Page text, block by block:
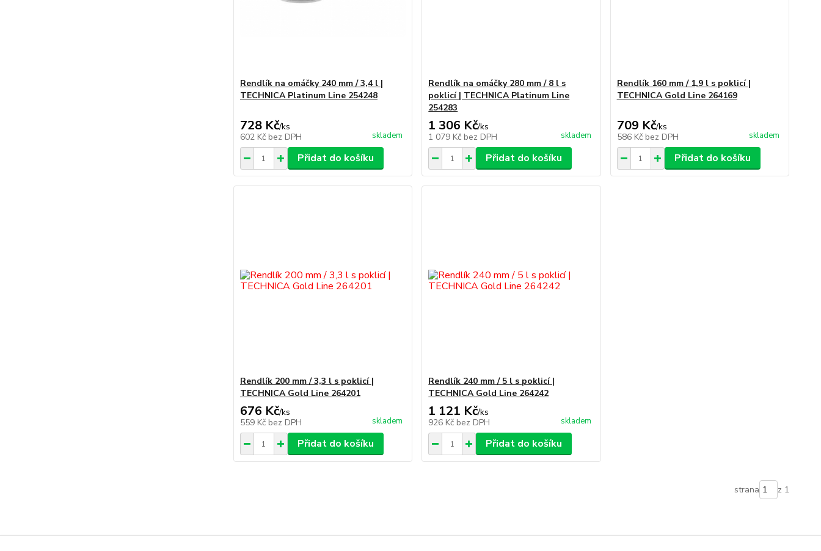
Rendlík na omáčky 240 mm / 3,4 l |
TECHNICA Platinum Line 254248
728 Kč/ks
602 Kč bez DPH skladem
Přidat do košíku
Rendlík na omáčky 280 mm / 8 l s
poklicí | TECHNICA Platinum Line
254283
1 306 Kč/ks
1 079 Kč bez DPH skladem
Přidat do košíku
Rendlík 160 mm / 1,9 l s poklicí |
TECHNICA Gold Line 264169
709 Kč/ks
586 Kč bez DPH skladem
Přidat do košíku
Rendlík 200 mm / 3,3 l s poklicí |
TECHNICA Gold Line 264201
676 Kč/ks
559 Kč bez DPH skladem
Přidat do košíku
Rendlík 240 mm / 5 l s poklicí |
TECHNICA Gold Line 264242
1 121 Kč/ks
926 Kč bez DPH skladem
Přidat do košíku
strana z 1